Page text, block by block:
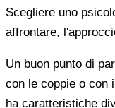
Scegliere uno
affrontare,
Un buon punto di
con le coppie o con
ha caratteristiche